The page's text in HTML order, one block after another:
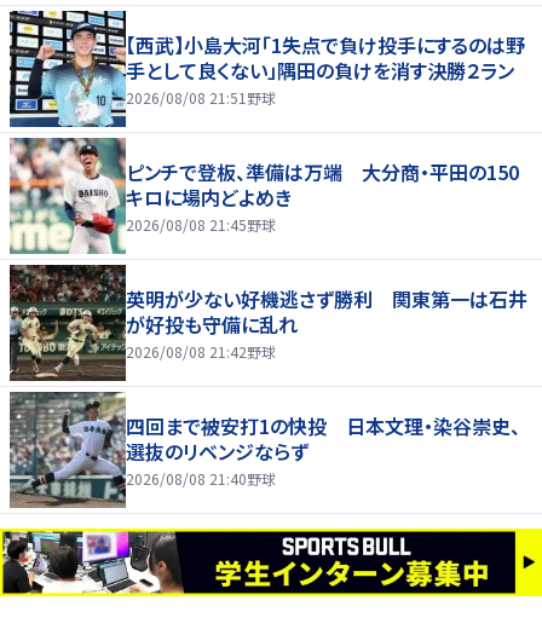
【西武】小島大河「1失点で負け投手にするのは野
手として良くない」隅田の負けを消す決勝２ラン
2026/08/08 21:51 野球
ピンチで登板、準備は万端 大分商・平田の150
キロに場内どよめき
2026/08/08 21:45野球
英明が少ない好機逃さず勝利 関東第一は石井
が好投も守備に乱れ
2026/08/08 21:42野球
四回まで被安打1の快投 日本文理・染谷崇史、
選抜のリベンジならず
2026/08/08 21:40野球